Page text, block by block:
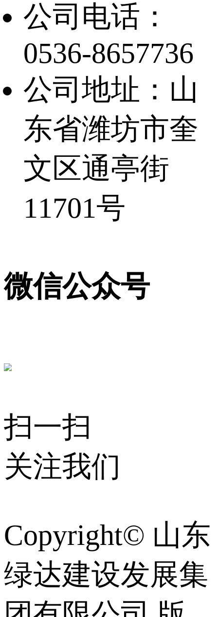
公司电话：
0536-8657736
公司地址：山
东省潍坊市奎
文区通亭街
11701号
微信公众号
扫一扫
关注我们
Copyright© 山东
绿达建设发展集